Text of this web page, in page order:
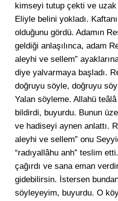
kimseyi tutup çekti ve uzak
Eliyle belini yokladı.
olduğunu gördü. Adamın
geldiği anlaşılınca, adam
aleyhi ve sellem”
diye yalvarmaya başladı.
doğruyu söyle, doğruyu
Yalan söyleme. Allahü
bildirdi, buyurdu. Bunun
ve hadiseyi aynen anlattı.
aleyhi ve sellem” onu
“radıyallâhu anh” teslim
çağırdı ve sana eman
gidebilirsin. İstersen
söyleyeyim, buyurdu. O